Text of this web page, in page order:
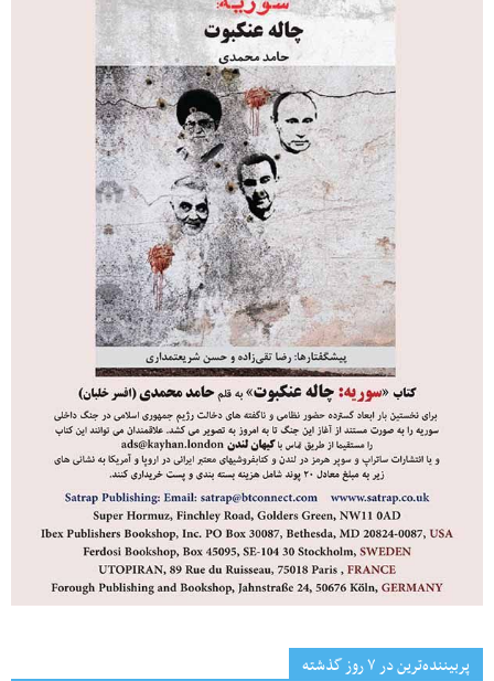
پربیننده‌ترین‌ در ۷ روز گذشته